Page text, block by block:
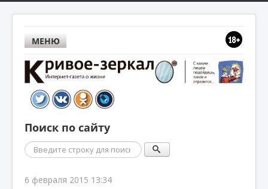
МЕНЮ
Поиск по сайту
Поиск
6 февраля 2015 13:34